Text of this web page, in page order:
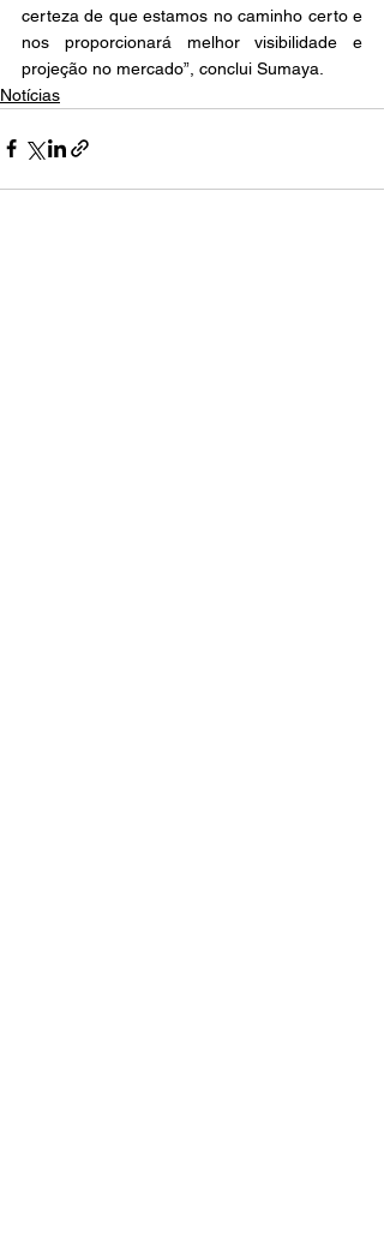
certeza de que estamos no caminho certo e
nos proporcionará melhor visibilidade e
projeção no mercado”, conclui Sumaya.
Notícias